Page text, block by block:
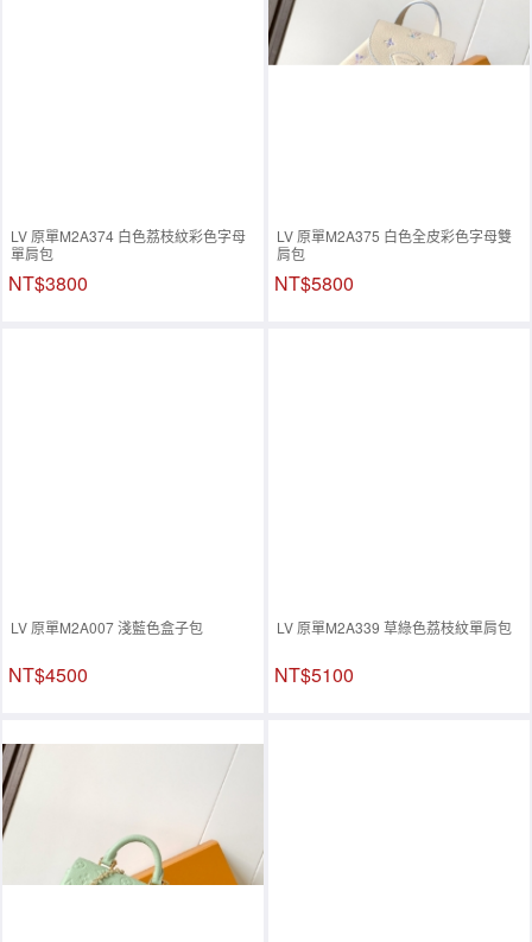
LV 原單M2A374 白色荔枝紋彩色字母
單肩包
NT$3800
LV 原單M2A375 白色全皮彩色字母雙
肩包
NT$5800
LV 原單M2A007 淺藍色盒子包
NT$4500
LV 原單M2A339 草綠色荔枝紋單肩包
NT$5100